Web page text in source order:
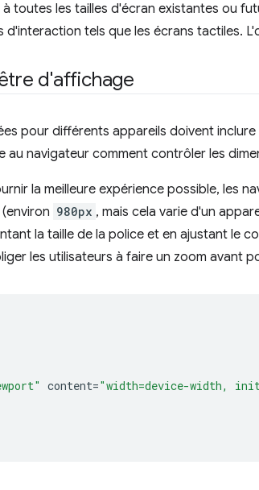
toutes les tailles d'écran existantes ou
d'interaction tels que les écrans tactiles.
d'affichage
pour différents appareils doivent
au navigateur comment contrôler les
la meilleure expérience possible, les
980px , mais cela varie d'un
la taille de la police et en ajustant le
les utilisateurs à faire un zoom avant
content="width=device-width,